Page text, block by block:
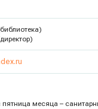
месяца –